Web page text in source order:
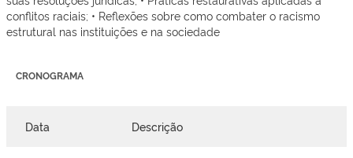
conflitos raciais; • Reflexões sobre como combater o racismo
estrutural nas instituições e na sociedade
CRONOGRAMA
Data Descrição